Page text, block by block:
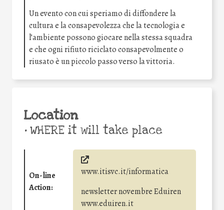
Un evento con cui speriamo di diffondere la
cultura e la consapevolezza che la tecnologia e
l’ambiente possono giocare nella stessa squadra
e che ogni rifiuto riciclato consapevolmente o
riusato è un piccolo passo verso la vittoria.
Location
•WHERE it will take place
On-line
Action:
www.itisvc.it/informatica
newsletter novembre Eduiren
www.eduiren.it